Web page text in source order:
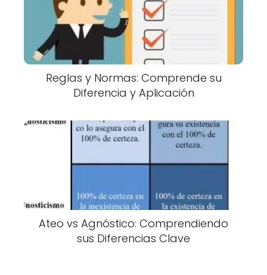
Reglas y Normas: Comprende su
Diferencia y Aplicación
Ateo vs Agnóstico: Comprendiendo
sus Diferencias Clave